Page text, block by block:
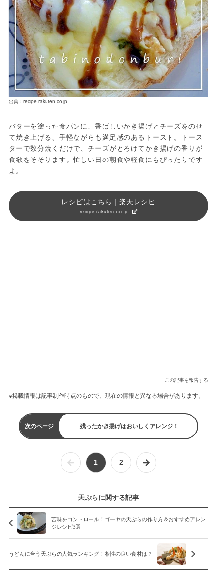
出典：recipe.rakuten.co.jp
バターを塗った食パンに、香ばしいかき揚げとチーズをのせ
て焼き上げる、手軽ながらも満足感のあるトースト。トース
ターで数分焼くだけで、チーズがとろけてかき揚げの香りが
食欲をそそります。忙しい日の朝食や軽食にもぴったりです
よ。
レシピはこちら｜楽天レシピ
recipe.rakuten.co.jp
この記事を報告する
※掲載情報は記事制作時点のもので、現在の情報と異なる場合があります。
次のページ 残ったかき揚げはおいしくアレンジ！
1 2
天ぷらに関する記事
苦味をコントロール！ゴーヤの天ぷらの作り方＆おすすめアレン
ジレシピ3選
うどんに合う天ぷらの人気ランキング！相性の良い食材は？